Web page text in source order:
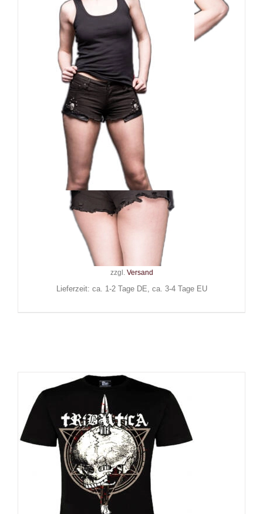
Queen of Darkness Hotpants
Skull Babe
59,90
Inkl. MwSt.
zzgl. Versand
Lieferzeit: ca. 1-2 Tage DE, ca. 3-4 Tage EU